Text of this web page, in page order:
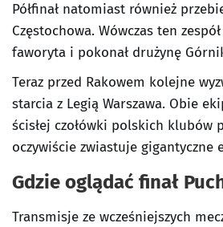
Półfinał natomiast również
Częstochowa. Wówczas ten
faworyta i pokonał drużynę
Teraz przed Rakowem kolejne
starcia z Legią Warszawa. Obie
ścisłej czołówki polskich klubów
oczywiście zwiastuje gigantyczne
Gdzie oglądać finał
Transmisje ze wcześniejszych